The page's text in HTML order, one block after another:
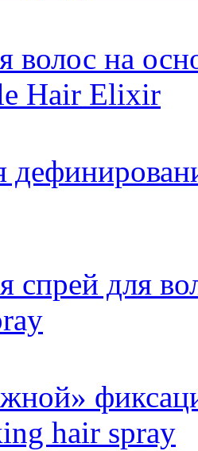
волос на
Hair Elixir
спрей для
hair spray